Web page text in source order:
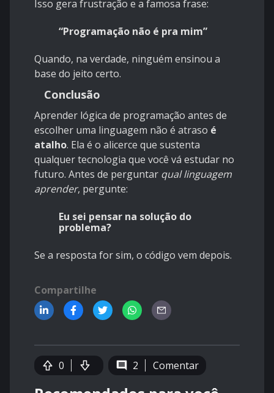
Isso gera frustração e a famosa frase:
“Programação não é pra mim”
Quando, na verdade, ninguém ensinou a
base do jeito certo.
Conclusão
Aprender lógica de programação antes de
escolher uma linguagem não é atraso é
atalho. Ela é o alicerce que sustenta
qualquer tecnologia que você vá estudar no
futuro. Antes de perguntar qual linguagem
aprender, pergunte:
Eu sei pensar na solução do
problema?
Se a resposta for sim, o código vem depois.
Compartilhe
0 2 Comentar